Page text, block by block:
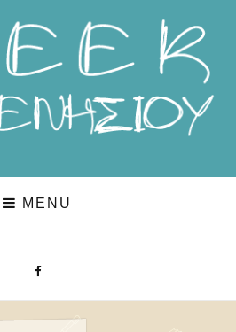
MENU